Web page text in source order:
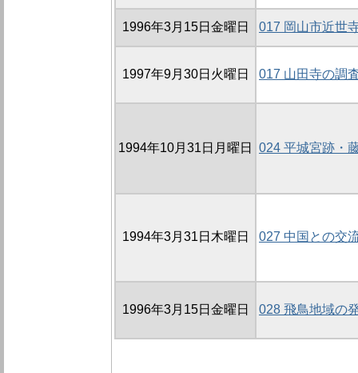
1996年3月15日金曜日 017 岡山市近世
1997年9月30日火曜日 017 山田寺の調
1994年10月31日月曜日 024 平城宮跡・
1994年3月31日木曜日 027 中国との交
1996年3月15日金曜日 028 飛鳥地域の